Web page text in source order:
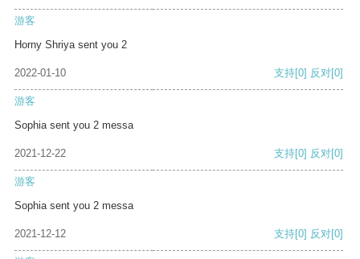
游客
Horny Shriya sent you 2
2022-01-10 支持[0] 反对[0]
游客
Sophia sent you 2 messa
2021-12-22 支持[0] 反对[0]
游客
Sophia sent you 2 messa
2021-12-12 支持[0] 反对[0]